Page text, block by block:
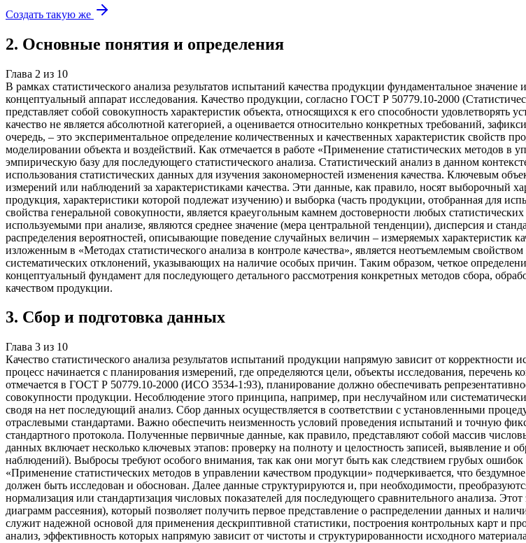
Создать такую же
2. Основные понятия и определения
Глава 2 из 10
В рамках статистического анализа результатов испытаний качества продукции фундаментальное
концептуальный аппарат исследования. Качество продукции, согласно ГОСТ Р 50779.10-2000
представляет собой совокупность характеристик объекта, относящихся к его способности
качество не является абсолютной категорией, а оценивается относительно конкретных требований,
очередь, – это экспериментальное определение количественных и качественных характеристик свойств
моделировании объекта и воздействий. Как отмечается в работе «Применение статистических методов
эмпирическую базу для последующего статистического анализа. Статистический анализ в данном
использования статистических данных для изучения закономерностей изменения качества. Ключевым
измерений или наблюдений за характеристиками качества. Эти данные, как правило, носят выборочный
продукция, характеристики которой подлежат изучению) и выборка (часть продукции, отобранная для
свойства генеральной совокупности, является краеугольным камнем достоверности любых
используемыми при анализе, являются среднее значение (мера центральной тенденции), дисперсия и
распределения вероятностей, описывающие поведение случайных величин – измеряемых характеристик
изложенным в «Методах статистического анализа в контроле качества», является неотъемлемым
систематических отклонений, указывающих на наличие особых причин. Таким образом, четкое
концептуальный фундамент для последующего детального рассмотрения конкретных методов сбора,
качеством продукции.
3. Сбор и подготовка данных
Глава 3 из 10
Качество статистического анализа результатов испытаний продукции напрямую зависит от
процесс начинается с планирования измерений, где определяются цели, объекты исследования, перечень
отмечается в ГОСТ Р 50779.10-2000 (ИСО 3534-1:93), планирование должно обеспечивать
совокупности продукции. Несоблюдение этого принципа, например, при неслучайном или
сводя на нет последующий анализ. Сбор данных осуществляется в соответствии с установленными
отраслевыми стандартами. Важно обеспечить неизменность условий проведения испытаний и точную
стандартного протокола. Полученные первичные данные, как правило, представляют собой массив
данных включает несколько ключевых этапов: проверку на полноту и целостность записей, выявление
наблюдений). Выбросы требуют особого внимания, так как они могут быть как следствием грубых
«Применение статистических методов в управлении качеством продукции» подчеркивается, что
должен быть исследован и обоснован. Далее данные структурируются и, при необходимости,
нормализация или стандартизация числовых показателей для последующего сравнительного анализа.
диаграмм рассеяния), который позволяет получить первое представление о распределении данных и
служит надежной основой для применения дескриптивной статистики, построения контрольных карт и
анализ, эффективность которых напрямую зависит от чистоты и структурированности исходного